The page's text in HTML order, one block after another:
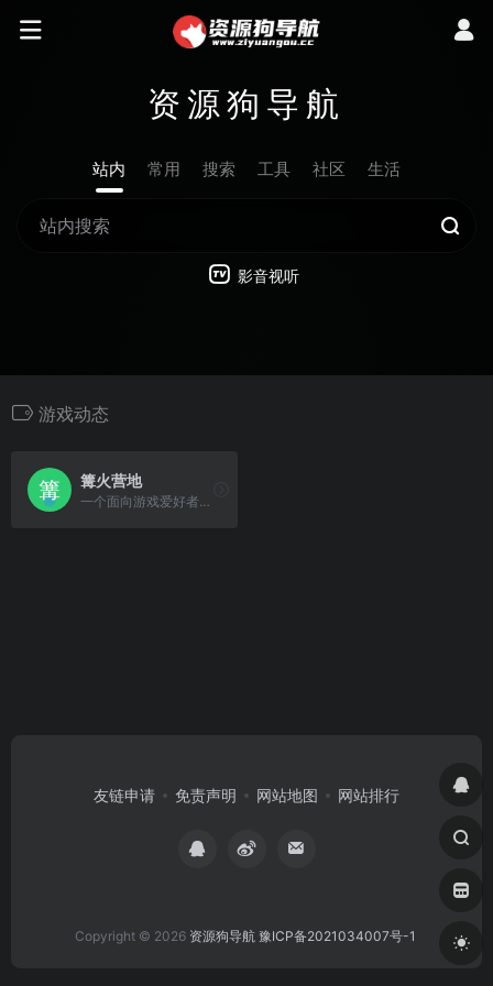
资源狗导航
站内 常用 搜索 工具 社区 生活
影音视听
游戏动态
篝火营地
一个面向游戏爱好者的综合性内容平台。
友链申请 免责声明 网站地图 网站排行
Copyright © 2026 资源狗导航 豫ICP备2021034007号-1